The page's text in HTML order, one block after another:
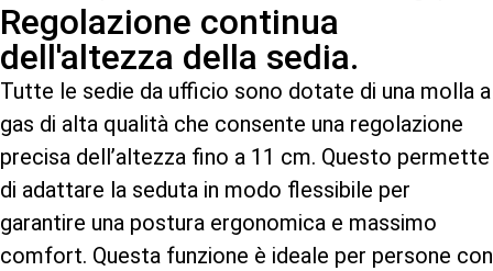
Regolazione continua
dell'altezza della sedia.
Tutte le sedie da ufficio sono dotate di una molla a
gas di alta qualità che consente una regolazione
precisa dell’altezza fino a 11 cm. Questo permette
di adattare la seduta in modo flessibile per
garantire una postura ergonomica e massimo
comfort. Questa funzione è ideale per persone con